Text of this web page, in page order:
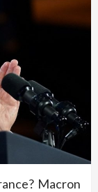
Macron